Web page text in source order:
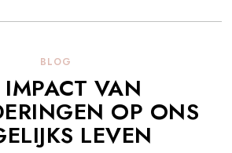
BLOG
IMPACT VAN
OP ONS
LEVEN